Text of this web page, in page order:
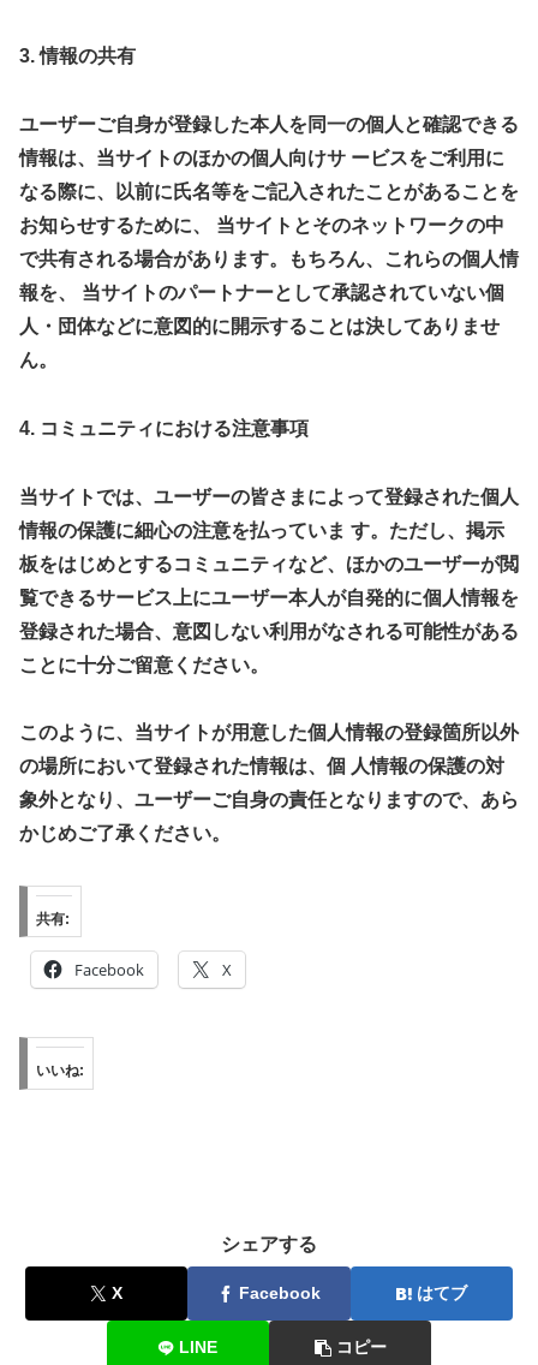
3. 情報の共有
ユーザーご自身が登録した本人を同一の個人と確認できる
情報は、当サイトのほかの個人向けサ ービスをご利用に
なる際に、以前に氏名等をご記入されたことがあることを
お知らせするために、 当サイトとそのネットワークの中
で共有される場合があります。もちろん、これらの個人情
報を、 当サイトのパートナーとして承認されていない個
人・団体などに意図的に開示することは決してありませ
ん。
4. コミュニティにおける注意事項
当サイトでは、ユーザーの皆さまによって登録された個人
情報の保護に細心の注意を払っていま す。ただし、掲示
板をはじめとするコミュニティなど、ほかのユーザーが閲
覧できるサービス上にユーザー本人が自発的に個人情報を
登録された場合、意図しない利用がなされる可能性がある
ことに十分ご留意ください。
このように、当サイトが用意した個人情報の登録箇所以外
の場所において登録された情報は、個 人情報の保護の対
象外となり、ユーザーご自身の責任となりますので、あら
かじめご了承ください。
共有:
Facebook X
いいね:
シェアする
X Facebook はてブ
LINE コピー